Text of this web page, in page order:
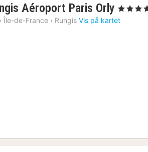
Aéroport Paris Orly 1
natt
, 4 Stjerner
› Île-de-France › Rungis Vis på kartet